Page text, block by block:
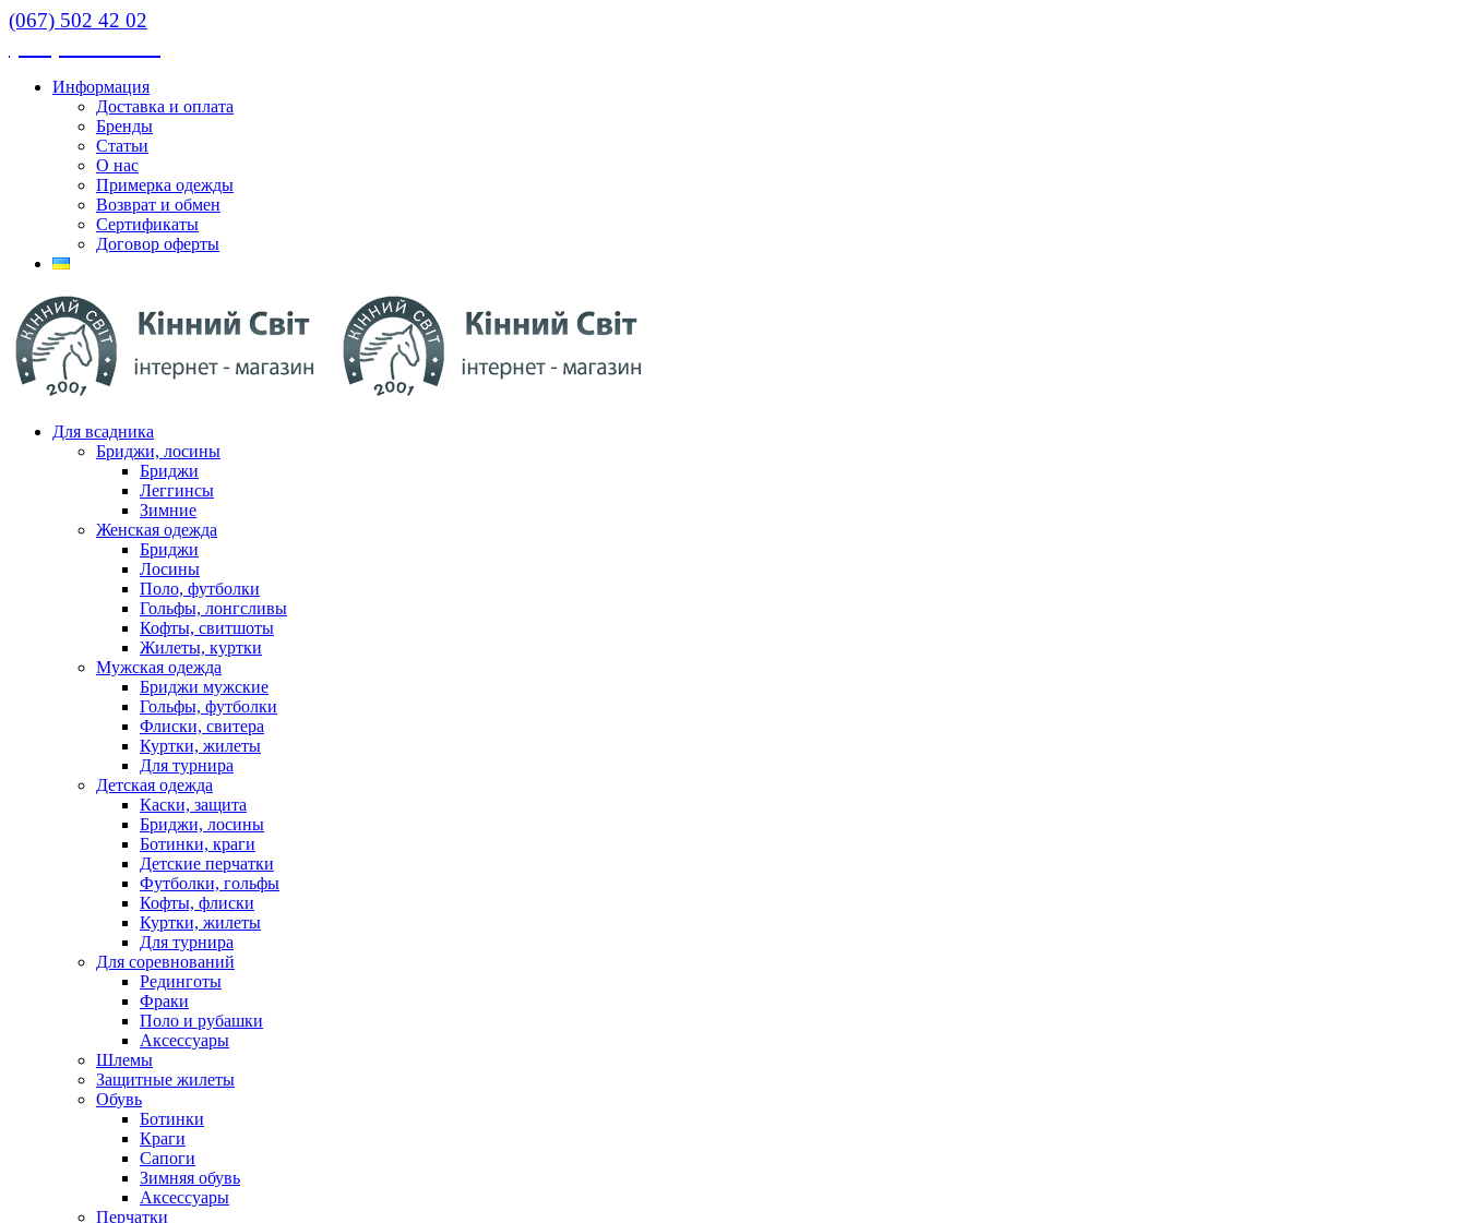
(067) 502 42 02
Информация
Доставка и оплата
Бренды
Статьи
О нас
Примерка одежды
Возврат и обмен
Сертификаты
Договор оферты
Для всадника
Бриджи, лосины
Бриджи
Леггинсы
Зимние
Женская одежда
Бриджи
Лосины
Поло, футболки
Гольфы, лонгсливы
Кофты, свитшоты
Жилеты, куртки
Мужская одежда
Бриджи мужские
Гольфы, футболки
Флиски, свитера
Куртки, жилеты
Для турнира
Детская одежда
Каски, защита
Бриджи, лосины
Ботинки, краги
Детские перчатки
Футболки, гольфы
Кофты, флиски
Куртки, жилеты
Для турнира
Для соревнований
Рединготы
Фраки
Поло и рубашки
Аксессуары
Шлемы
Защитные жилеты
Обувь
Ботинки
Краги
Сапоги
Зимняя обувь
Аксессуары
Перчатки